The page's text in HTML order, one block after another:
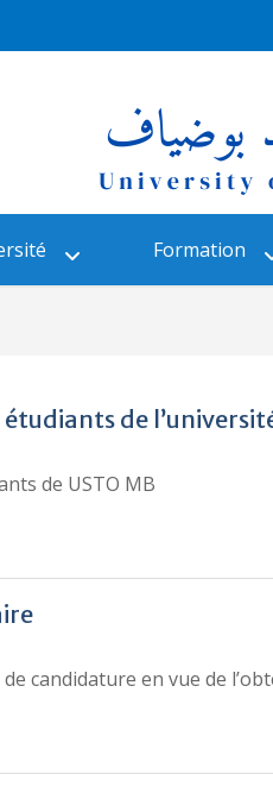
Formation
de
de USTO MB
candidature en vue de